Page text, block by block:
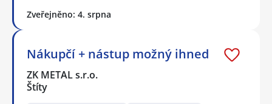
Zveřejněno: 4. srpna
Nákupčí + nástup možný ihned
ZK METAL s.r.o.
Štíty